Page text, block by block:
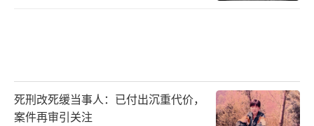
死刑改死缓当事人：已付出沉重代价，
案件再审引关注